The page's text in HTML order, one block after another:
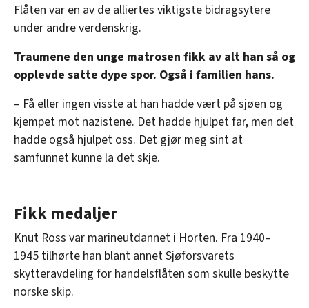
Flåten var en av de alliertes viktigste bidragsytere
under andre verdenskrig.
Traumene den unge matrosen fikk av alt han så og
opplevde satte dype spor. Også i familien hans.
– Få eller ingen visste at han hadde vært på sjøen og
kjempet mot nazistene. Det hadde hjulpet far, men det
hadde også hjulpet oss. Det gjør meg sint at
samfunnet kunne la det skje.
Fikk medaljer
Knut Ross var marineutdannet i Horten. Fra 1940–
1945 tilhørte han blant annet Sjøforsvarets
skytteravdeling for handelsflåten som skulle beskytte
norske skip.